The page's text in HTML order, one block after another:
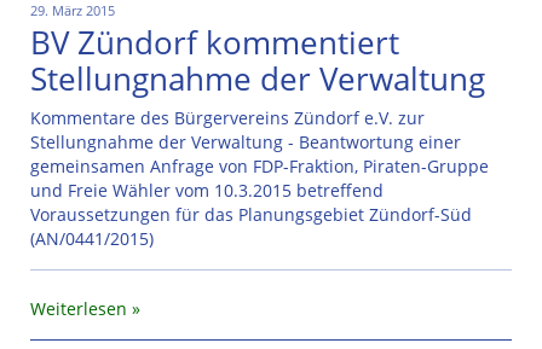
29. März 2015
BV Zündorf kommentiert
Stellungnahme der Verwaltung
Kommentare des Bürgervereins Zündorf e.V. zur
Stellungnahme der Verwaltung - Beantwortung einer
gemeinsamen Anfrage von FDP-Fraktion, Piraten-Gruppe
und Freie Wähler vom 10.3.2015 betreffend
Voraussetzungen für das Planungsgebiet Zündorf-Süd
(AN/0441/2015)
Weiterlesen